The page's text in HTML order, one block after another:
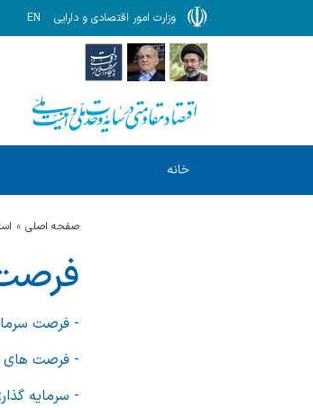
وزارت امور اقتصادی و دارایی EN
خانه
صفحه اصلی
- فرصت
- فرصت های
- سرمایه